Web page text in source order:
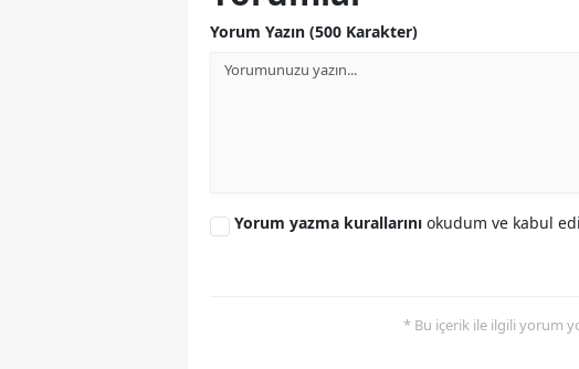
Yorum Yazın (500 Karakter)
Yorum yazma kurallarını okudum ve kabul
* Bu içerik ile ilgili yorum